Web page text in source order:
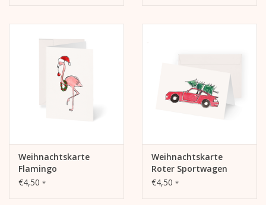
Weihnachtskarte
Flamingo
€4,50 *
Weihnachtskarte
Roter Sportwagen
€4,50 *